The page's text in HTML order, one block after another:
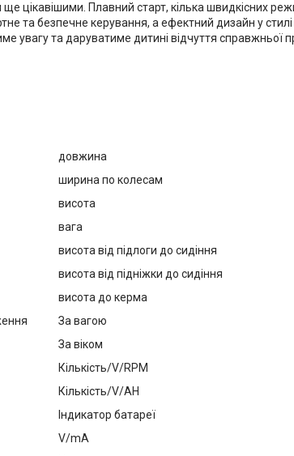
цікавішими. Плавний старт, кілька швидкісних
та безпечне керування, а ефектний дизайн у
увагу та даруватиме дитині відчуття справжньої
довжина
ширина по колесам
висота
вага
висота від підлоги до сидіння
висота від підніжки до сидіння
висота до керма
За вагою
За віком
Кількість/V/RPM
Кількість/V/AH
Індикатор батареї
V/mA